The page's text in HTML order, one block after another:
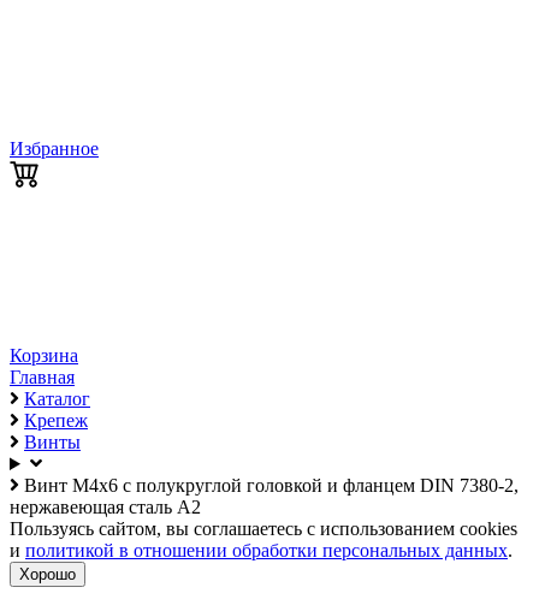
Избранное
Корзина
Главная
Каталог
Крепеж
Винты
Винт М4х6 с полукруглой головкой и фланцем DIN 7380-2,
нержавеющая сталь А2
Пользуясь сайтом, вы соглашаетесь с использованием cookies
и политикой в отношении обработки персональных данных.
Хорошо